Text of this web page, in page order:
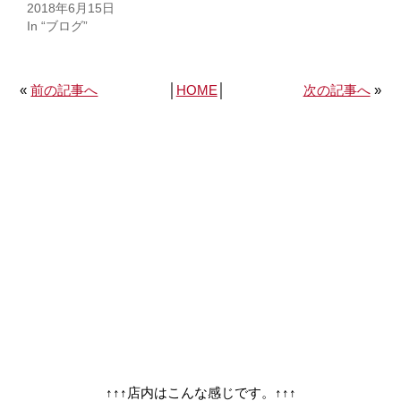
2018年6月15日
In “ブログ”
«前の記事へ HOME 次の記事へ»
↑↑↑店内はこんな感じです。↑↑↑